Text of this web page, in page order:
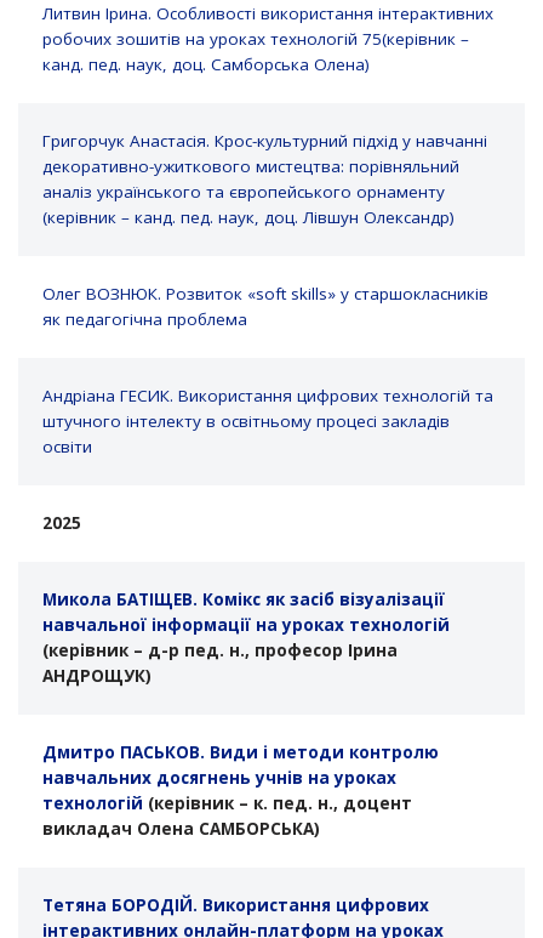
Литвин Ірина. Особливості використання інтерактивних
робочих зошитів на уроках технологій 75(керівник –
канд. пед. наук, доц. Самборська Олена)
Григорчук Анастасія. Крос-культурний підхід у навчанні
декоративно-ужиткового мистецтва: порівняльний
аналіз українського та європейського орнаменту
(керівник – канд. пед. наук, доц. Лівшун Олександр)
Олег ВОЗНЮК. Розвиток «soft skills» у старшокласників
як педагогічна проблема
Андріана ГЕСИК. Використання цифрових технологій та
штучного інтелекту в освітньому процесі закладів
освіти
2025
Микола БАТІЩЕВ. Комікс як засіб візуалізації
навчальної інформації на уроках технологій
(керівник – д-р пед. н., професор Ірина
АНДРОЩУК)
Дмитро ПАСЬКОВ. Види і методи контролю
навчальних досягнень учнів на уроках
технологій (керівник – к. пед. н., доцент
викладач Олена САМБОРСЬКА)
Тетяна БОРОДІЙ. Використання цифрових
інтерактивних онлайн-платформ на уроках